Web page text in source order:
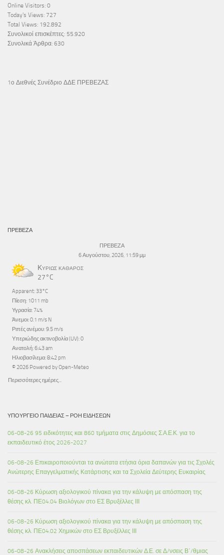
Online Visitors: 0
Today's Views: 727
Total Views: 192.892
Συνολικοί επισκέπτες: 55.920
Συνολικά Άρθρα: 630
1ο Διεθνές Συνέδριο ΔΔΕ ΠΡΕΒΕΖΑΣ
ΠΡΕΒΕΖΑ
ΠΡΕΒΕΖΑ
6 Αυγούστου, 2026, 11:59 μμ
Κυρίως καθαρός
27°C
Apparent: 33°C
Πίεση: 1011 mb
Υγρασία: 74%
Άνεμοι: 0.1 m/s N
Ριπές ανέμου: 9.5 m/s
Υπεριώδης ακτινοβολία (UV): 0
Ανατολή: 6:43 am
Ηλιοβασίλεμα: 8:42 pm
© 2026 Powered by Open-Meteo
Περισσότερες ημέρες...
ΥΠΟΥΡΓΕΊΟ ΠΑΙΔΕΊΑΣ – ΡΟΉ ΕΙΔΉΣΕΩΝ
06-08-26 95 ειδικότητες και 860 τμήματα στις Δημόσιες Σ.Α.Ε.Κ. για το
εκπαιδευτικό έτος 2026-2027
06-08-26 Επικαιροποιούνται τα ανώτατα ετήσια όρια δαπανών για τις Σχολές
Ανώτερης Επαγγελματικής Κατάρτισης και τα Σχολεία Δεύτερης Ευκαιρίας
06-08-26 Κύρωση αξιολογικού πίνακα για την κάλυψη με απόσπαση της
θέσης κλ. ΠΕ04.04 Βιολόγων στο ΕΣ Βρυξέλλες ΙΙΙ
06-08-26 Κύρωση αξιολογικού πίνακα για την κάλυψη με απόσπαση της
θέσης κλ. ΠΕ04.02 Χημικών στο ΕΣ Βρυξέλλες ΙΙΙ
06-08-26 Ανακλήσεις αποσπάσεων εκπαιδευτικών Δ.Ε. σε Δ/νσεις Β΄/θμιας